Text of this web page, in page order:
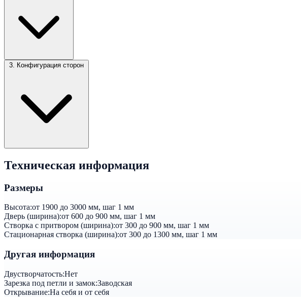
Техническая информация
Размеры
Высота:от 1900 до 3000 мм, шаг 1 мм
Дверь (ширина):от 600 до 900 мм, шаг 1 мм
Створка с притвором (ширина):от 300 до 900 мм, шаг 1 мм
Стационарная створка (ширина):от 300 до 1300 мм, шаг 1 мм
Другая информация
Двустворчатость:Нет
Зарезка под петли и замок:Заводская
Открывание:На себя и от себя